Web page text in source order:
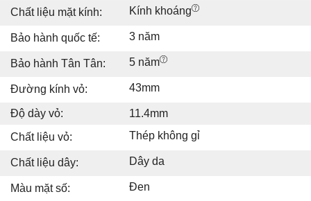
Chất liệu mặt kính: Kính khoáng
Bảo hành quốc tế: 3 năm
Bảo hành Tân Tân: 5 năm
Đường kính vỏ: 43mm
Độ dày vỏ:
11.4mm
Chất liệu vỏ:
Thép không gỉ
Chất liệu dây: Dây da
Màu mặt số: Đen